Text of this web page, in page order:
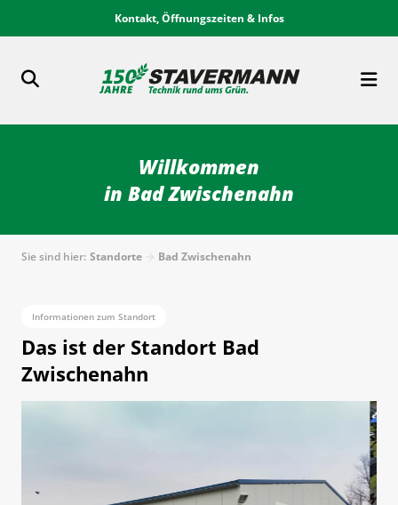
Kontakt, Öffnungszeiten & Infos
Willkommen
in Bad Zwischenahn
Sie sind hier: Standorte Bad Zwischenahn
Informationen zum Standort
Das ist der Standort Bad
Zwischenahn